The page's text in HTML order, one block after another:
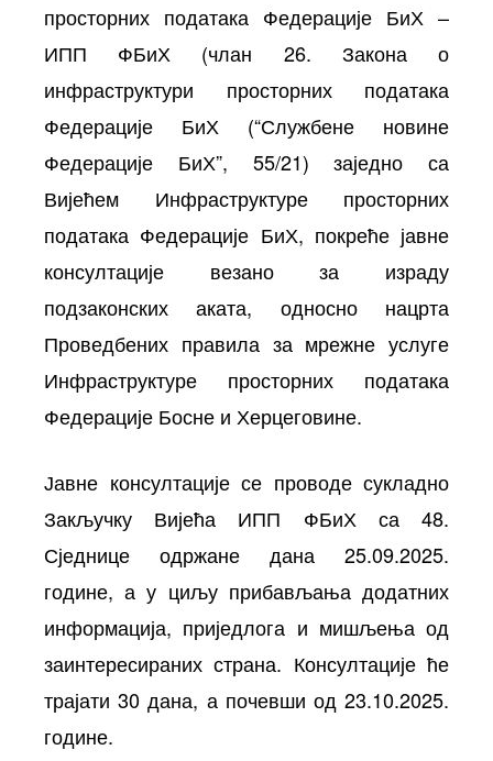
просторних података Федерације БиХ –
ИПП ФБиХ (члан 26. Закона о
инфраструктури просторних података
Федерације БиХ (“Службене новине
Федерације БиХ”, 55/21) заједно са
Вијећем Инфраструктуре просторних
података Федерације БиХ, покреће јавне
консултације везано за израду
подзаконских аката, односно нацрта
Проведбених правила за мрежне услуге
Инфраструктуре просторних података
Федерације Босне и Херцеговине.
Јавне консултације се проводе сукладно
Закључку Вијећа ИПП ФБиХ са 48.
Сједнице одржане дана 25.09.2025.
године, а у циљу прибављања додатних
информација, приједлога и мишљења од
заинтересираних страна. Консултације ће
трајати 30 дана, а почевши од 23.10.2025.
године.